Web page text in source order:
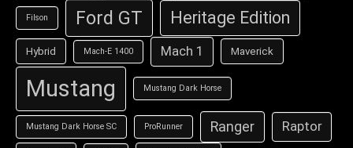
Filson Ford GT Heritage Edition
Hybrid Mach-E 1400 Mach 1 Maverick
Mustang Mustang Dark Horse
Mustang Dark Horse SC ProRunner Ranger Raptor